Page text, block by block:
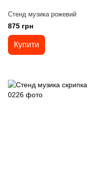
Стенд музика рожевий
875 грн
Купити